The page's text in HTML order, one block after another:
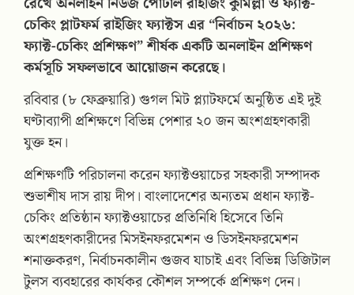
চেকিং প্লাটফর্ম রাইজিং ফ্যাক্টস এর “নির্বাচন ২০২৬:
ফ্যাক্ট-চেকিং প্রশিক্ষণ” শীর্ষক একটি অনলাইন প্রশিক্ষণ
কর্মসূচি সফলভাবে আয়োজন করেছে।
রবিবার (৮ ফেব্রুয়ারি) গুগল মিট প্ল্যাটফর্মে অনুষ্ঠিত এই দুই
ঘণ্টাব্যাপী প্রশিক্ষণে বিভিন্ন পেশার ২০ জন অংশগ্রহণকারী
যুক্ত হন।
প্রশিক্ষণটি পরিচালনা করেন ফ্যাক্টওয়াচের সহকারী সম্পাদক
শুভাশীষ দাস রায় দীপ। বাংলাদেশের অন্যতম প্রধান ফ্যাক্ট-
চেকিং প্রতিষ্ঠান ফ্যাক্টওয়াচের প্রতিনিধি হিসেবে তিনি
অংশগ্রহণকারীদের মিসইনফরমেশন ও ডিসইনফরমেশন
শনাক্তকরণ, নির্বাচনকালীন গুজব যাচাই এবং বিভিন্ন ডিজিটাল
টুলস ব্যবহারের কার্যকর কৌশল সম্পর্কে প্রশিক্ষণ দেন।